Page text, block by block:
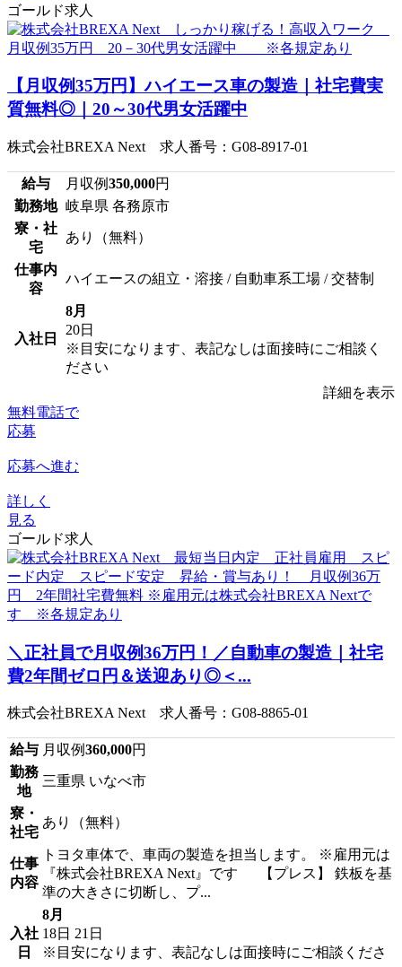
ゴールド求人
【月収例35万円】ハイエース車の製造｜社宅費実
質無料◎｜20～30代男女活躍中
株式会社BREXA Next 求人番号：G08-8917-01
給与 月収例350,000円
勤務地 岐阜県 各務原市
寮・社
宅
あり（無料）
仕事内
容
ハイエースの組立・溶接 / 自動車系工場 / 交替制
入社日
8月
20日
※目安になります、表記なしは面接時にご相談く
ださい
詳細を表示
無料電話で
応募
応募へ進む
詳しく
見る
ゴールド求人
＼正社員で月収例36万円！／自動車の製造｜社宅
費2年間ゼロ円＆送迎あり◎＜...
株式会社BREXA Next 求人番号：G08-8865-01
給与 月収例360,000円
勤務
地
三重県 いなべ市
寮・
社宅
あり（無料）
仕事
内容
トヨタ車体で、車両の製造を担当します。 ※雇用元は
『株式会社BREXA Next』です 【プレス】 鉄板を基
準の大きさに切断し、プ...
入社
日
8月
18日 21日
※目安になります、表記なしは面接時にご相談くださ